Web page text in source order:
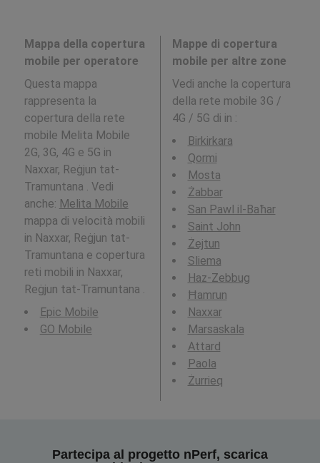
Mappa della copertura
mobile per operatore
Questa mappa
rappresenta la
copertura della rete
mobile Melita Mobile
2G, 3G, 4G e 5G in
Naxxar, Reġjun tat-
Tramuntana . Vedi
anche: Melita Mobile
mappa di velocità mobili
in Naxxar, Reġjun tat-
Tramuntana e copertura
reti mobili in Naxxar,
Reġjun tat-Tramuntana .
Epic Mobile
GO Mobile
Mappe di copertura
mobile per altre zone
Vedi anche la copertura
della rete mobile 3G /
4G / 5G di in :
Birkirkara
Qormi
Mosta
Żabbar
San Pawl il-Baħar
Saint John
Żejtun
Sliema
Haz-Zebbug
Ħamrun
Naxxar
Marsaskala
Attard
Paola
Żurrieq
Partecipa al progetto nPerf, scarica